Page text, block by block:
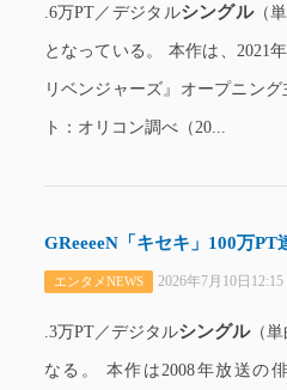
.6万PT／デジタルシングル（
となっている。 本作は、2021
リベンジャーズ』オープニン
ト：オリコン調べ（20...
GReeeeN「キセキ」100万PT
エンタメNEWS 2026年7月10日12:15
.3万PT／デジタルシングル（単
なる。 本作は2008年放送の